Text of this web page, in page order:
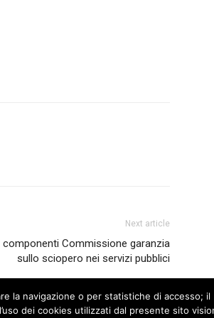
Next article
componenti Commissione garanzia
sullo sciopero nei servizi pubblici
la navigazione o per statistiche di accesso;
dei cookies utilizzati dal presente sito